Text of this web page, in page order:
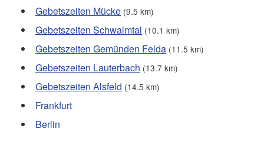
Gebetszeiten Mücke (9.5 km)
Gebetszeiten Schwalmtal (10.1 km)
Gebetszeiten Gemünden Felda (11.5 km)
Gebetszeiten Lauterbach (13.7 km)
Gebetszeiten Alsfeld (14.5 km)
Frankfurt
Berlin